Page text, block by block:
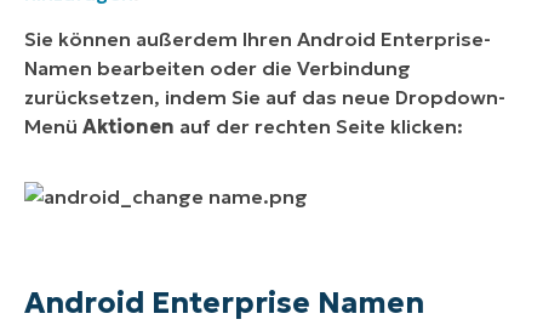
Sie können außerdem Ihren Android Enterprise-
Namen bearbeiten oder die Verbindung
zurücksetzen, indem Sie auf das neue Dropdown-
Menü Aktionen auf der rechten Seite klicken:
Android Enterprise Namen